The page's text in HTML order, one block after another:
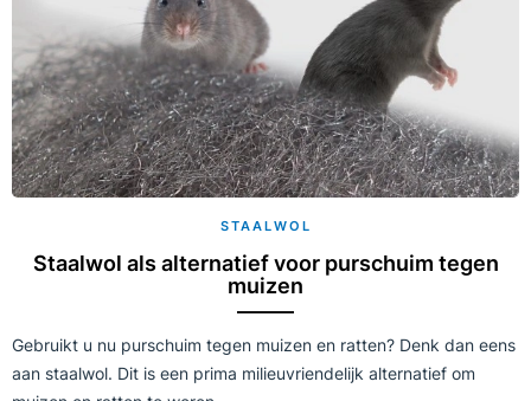
STAALWOL
Staalwol als alternatief voor purschuim tegen
muizen
Gebruikt u nu purschuim tegen muizen en ratten? Denk dan eens
aan staalwol. Dit is een prima milieuvriendelijk alternatief om